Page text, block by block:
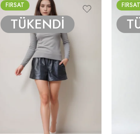
FIRSAT
TÜKENDİ
FIRSAT